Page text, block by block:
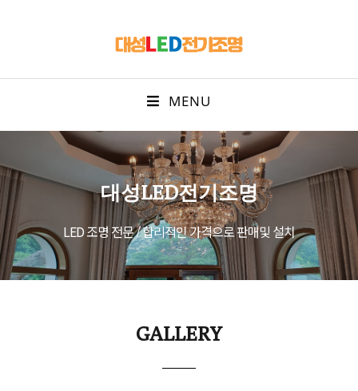
MENU
대성LED전기조명
LED 조명 전문 / 합리적인 가격으로 판매및 설치
GALLERY